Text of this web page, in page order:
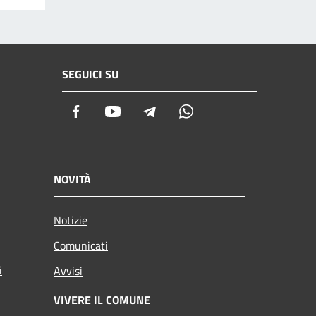
SEGUICI SU
Facebook Youtube Telegram
NOVITÀ
Notizie
Comunicati
Avvisi
VIVERE IL COMUNE